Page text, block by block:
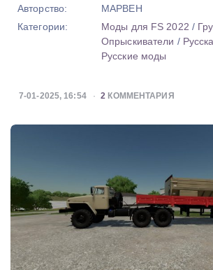
Авторство:
MAPBEH
Категории:
Моды для FS 2022 /
Опрыскиватели /
Русские моды
7-01-2025, 16:54 2 КОММЕНТАРИЯ